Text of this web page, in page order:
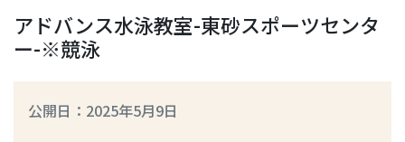
アドバンス水泳教室-東砂スポーツセンタ
ー-※競泳
公開日：2025年5月9日